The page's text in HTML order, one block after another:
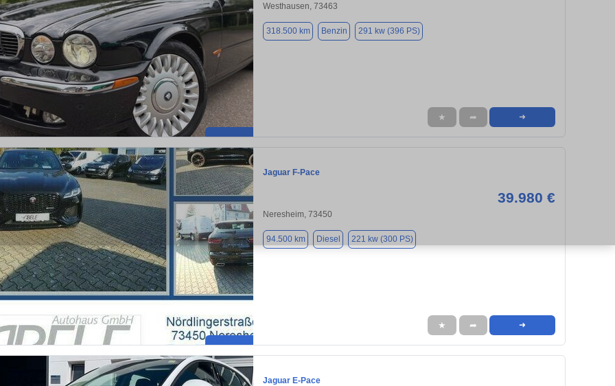
Westhausen, 73463
318.500 km Benzin 291 kw (396 PS)
★ ➦ ➜
Jaguar F-Pace
39.980 €
Neresheim, 73450
94.500 km Diesel 221 kw (300 PS)
★ ➦ ➜
Jaguar E-Pace